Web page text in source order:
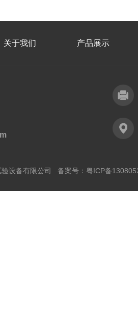
关于我们 产品展示
设备有限公司 备案号： 粤ICP备